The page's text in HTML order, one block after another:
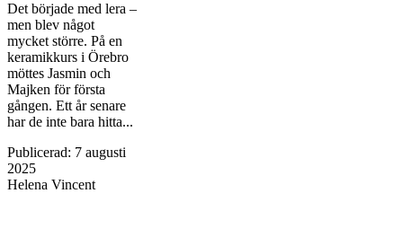
Det började med lera –
men blev något
mycket större. På en
keramikkurs i Örebro
möttes Jasmin och
Majken för första
gången. Ett år senare
har de inte bara hitta...
Publicerad: 7 augusti
2025
Helena Vincent